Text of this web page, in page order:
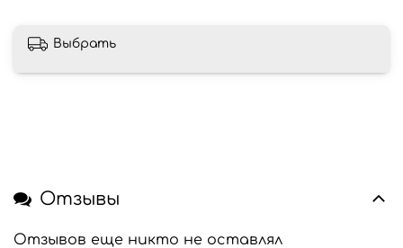
Выбрать
Отзывы
Отзывов еще никто не оставлял